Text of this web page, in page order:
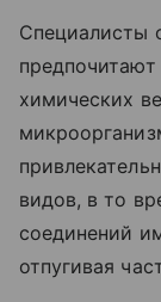
Специалисты
химических
видов, в то
соединений
отпугивая